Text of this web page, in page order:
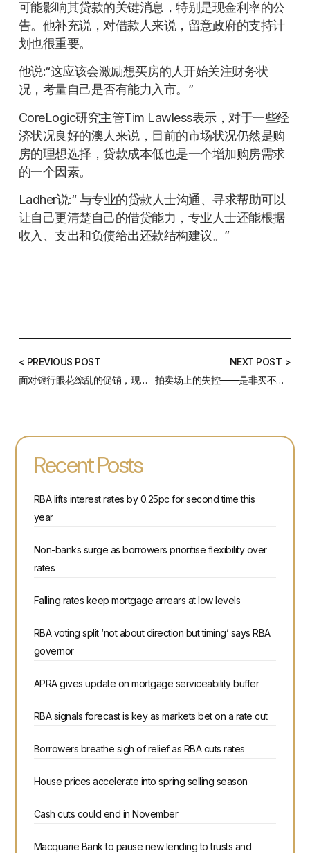
可能影响其贷款的关键消息，特别是现金利率的公
告。他补充说，对借款人来说，留意政府的支持计
划也很重要。
他说:“这应该会激励想买房的人开始关注财务状
况，考量自己是否有能力入市。”
CoreLogic研究主管Tim Lawless表示，对于一些经
济状况良好的澳人来说，目前的市场状况仍然是购
房的理想选择，贷款成本低也是一个增加购房需求
的一个因素。
Ladher说:“ 与专业的贷款人士沟通、寻求帮助可以
让自己更清楚自己的借贷能力，专业人士还能根据
收入、支出和负债给出还款结构建议。”
< PREVIOUS POST
面对银行眼花缭乱的促销，现在“转贷”到底合不合适？
NEXT POST >
拍卖场上的失控——是非买不可还是一时冲动？
Recent Posts
RBA lifts interest rates by 0.25pc for second time this
year
Non-banks surge as borrowers prioritise flexibility over
rates
Falling rates keep mortgage arrears at low levels
RBA voting split ‘not about direction but timing’ says RBA
governor
APRA gives update on mortgage serviceability buffer
RBA signals forecast is key as markets bet on a rate cut
Borrowers breathe sigh of relief as RBA cuts rates
House prices accelerate into spring selling season
Cash cuts could end in November
Macquarie Bank to pause new lending to trusts and